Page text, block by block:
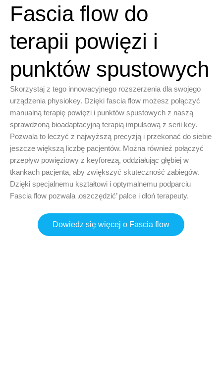
Fascia flow do
terapii powięzi i
punktów spustowych
Skorzystaj z tego innowacyjnego rozszerzenia dla swojego
urządzenia physiokey. Dzięki fascia flow możesz połączyć
manualną terapię powięzi i punktów spustowych z naszą
sprawdzoną bioadaptacyjną terapią impulsową z serii key.
Pozwala to leczyć z najwyższą precyzją i przekonać do siebie
jeszcze większą liczbę pacjentów. Można również połączyć
przepływ powięziowy z keyforezą, oddziałując głębiej w
tkankach pacjenta, aby zwiększyć skuteczność zabiegów.
Dzięki specjalnemu kształtowi i optymalnemu podparciu
Fascia flow pozwala ‚oszczędzić’ palce i dłoń terapeuty.
Dowiedz się więcej o Fascia flow